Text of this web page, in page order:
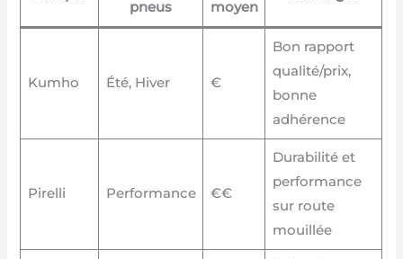
pneus
moyen
Kumho Été, Hiver €
Bon rapport
qualité/prix,
bonne
adhérence
Pirelli Performance €€
Durabilité et
performance
sur route
mouillée